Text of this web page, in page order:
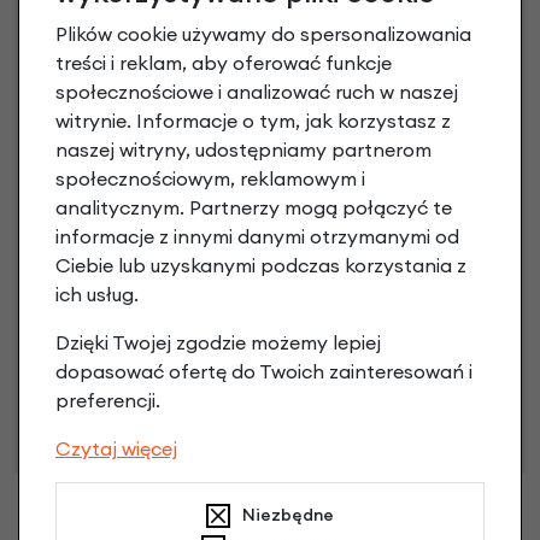
Raty 0%
3 miesiące nie płacisz
Raty do 60 miesięcy
Poznaj szczegóły
Niniejsza propozycja nie stanowi oferty w rozumieniu art.
66 Kodeksu Cywilnego. Ostateczna decyzja o warunkach
i przyznaniu kredytu zostanie podjęta po ocenie
Plików cookie używamy do spersonalizowania
treści i reklam, aby oferować funkcje
społecznościowe i analizować ruch w naszej
witrynie. Informacje o tym, jak korzystasz z
naszej witryny, udostępniamy partnerom
społecznościowym, reklamowym i
analitycznym. Partnerzy mogą połączyć te
informacje z innymi danymi otrzymanymi od
Ciebie lub uzyskanymi podczas korzystania z
ich usług.
Dzięki Twojej zgodzie możemy lepiej
dopasować ofertę do Twoich zainteresowań i
preferencji.
Czytaj więcej
Niezbędne